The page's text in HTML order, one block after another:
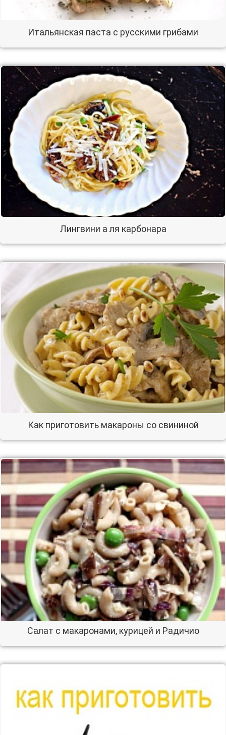
Итальянская паста с русскими грибами
Лингвини а ля карбонара
Как приготовить макароны со свининой
Салат с макаронами, курицей и Радичио